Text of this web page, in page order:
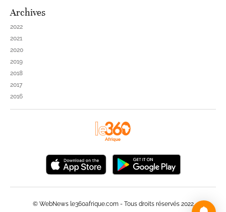
Archives
2022
2021
2020
2019
2018
2017
2016
© WebNews le360afrique.com - Tous droits réservés 2022